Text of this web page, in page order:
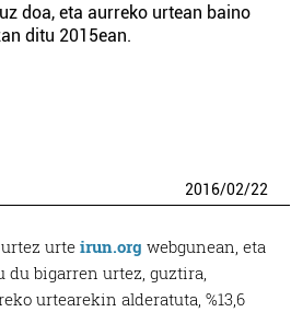
doa, eta aurreko urtean baino
ditu 2015ean.
2016/02/22
urteirun.org webgunean, eta
bigarren urtez, guztira,
urtearekin alderatuta, %13,6